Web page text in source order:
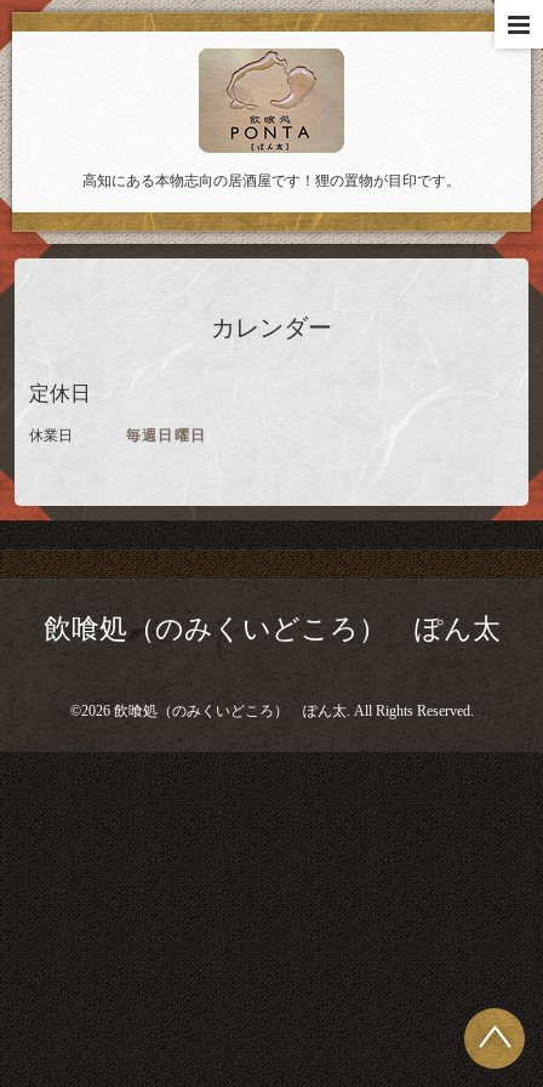
高知にある本物志向の居酒屋です！狸の置物が目印です。
カレンダー
定休日
休業日 毎週日曜日
飲喰処（のみくいどころ） ぽん太
©2026 飲喰処（のみくいどころ） ぽん太. All Rights Reserved.